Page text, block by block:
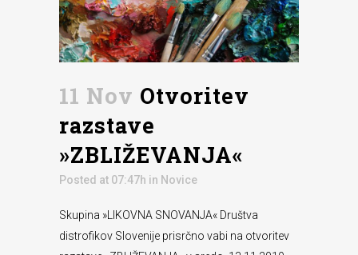
11 Nov Otvoritev
razstave
»ZBLIŽEVANJA«
Posted at 07:47h in Novice
Skupina »LIKOVNA SNOVANJA« Društva
distrofikov Slovenije prisrčno vabi na otvoritev